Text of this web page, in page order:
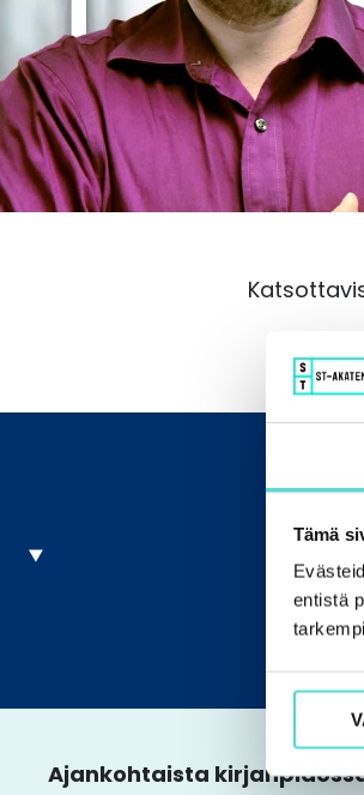
Tämä
entistä
Ajankohtaista